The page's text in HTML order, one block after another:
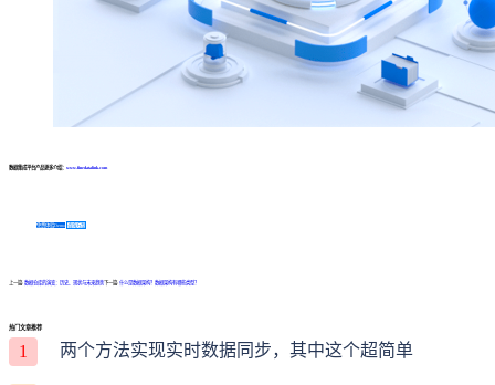
数据集成平台产品更多介绍： www.finedatalink.com
免费体验Demo 咨询方案
上一篇: 数据仓库的演变：历史、现状与未来趋势下一篇: 什么是数据架构？数据架构有哪些类型？
热门文章推荐
1 两个方法实现实时数据同步，其中这个超简单